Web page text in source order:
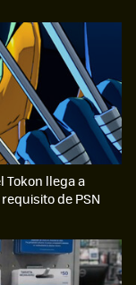
Tokon llega a
de PSN